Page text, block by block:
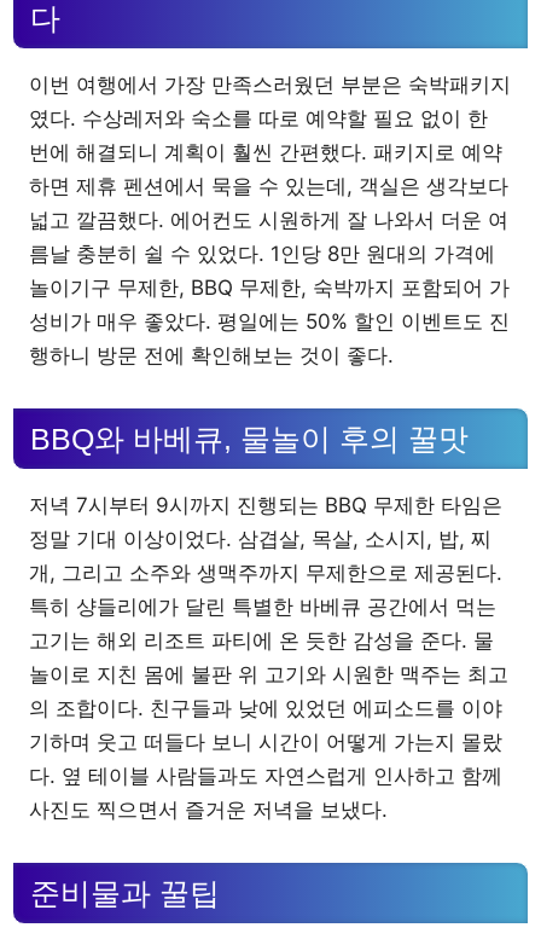
다
이번 여행에서 가장 만족스러웠던 부분은 숙박패키지
였다. 수상레저와 숙소를 따로 예약할 필요 없이 한
번에 해결되니 계획이 훨씬 간편했다. 패키지로 예약
하면 제휴 펜션에서 묵을 수 있는데, 객실은 생각보다
넓고 깔끔했다. 에어컨도 시원하게 잘 나와서 더운 여
름날 충분히 쉴 수 있었다. 1인당 8만 원대의 가격에
놀이기구 무제한, BBQ 무제한, 숙박까지 포함되어 가
성비가 매우 좋았다. 평일에는 50% 할인 이벤트도 진
행하니 방문 전에 확인해보는 것이 좋다.
BBQ와 바베큐, 물놀이 후의 꿀맛
저녁 7시부터 9시까지 진행되는 BBQ 무제한 타임은
정말 기대 이상이었다. 삼겹살, 목살, 소시지, 밥, 찌
개, 그리고 소주와 생맥주까지 무제한으로 제공된다.
특히 샹들리에가 달린 특별한 바베큐 공간에서 먹는
고기는 해외 리조트 파티에 온 듯한 감성을 준다. 물
놀이로 지친 몸에 불판 위 고기와 시원한 맥주는 최고
의 조합이다. 친구들과 낮에 있었던 에피소드를 이야
기하며 웃고 떠들다 보니 시간이 어떻게 가는지 몰랐
다. 옆 테이블 사람들과도 자연스럽게 인사하고 함께
사진도 찍으면서 즐거운 저녁을 보냈다.
준비물과 꿀팁